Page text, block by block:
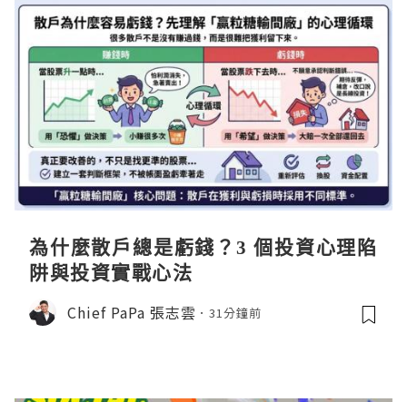
為什麼散戶總是虧錢？3 個投資心理陷
阱與投資實戰心法
Chief PaPa 張志雲 31分鐘前